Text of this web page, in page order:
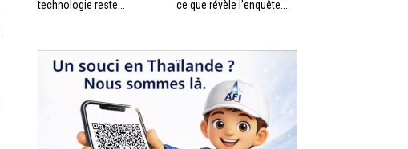
technologie reste...
ce que révèle l’enquête...